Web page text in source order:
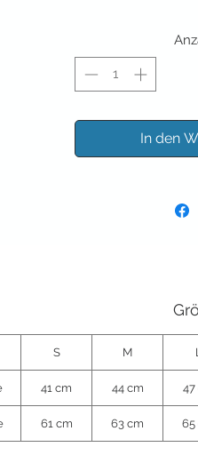
In den
S M L
41 cm 44 cm 47
61 cm 63 cm 65